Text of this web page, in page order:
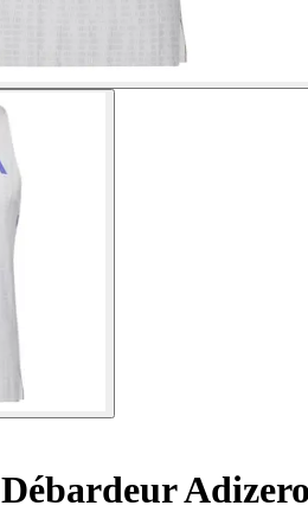
Débardeur